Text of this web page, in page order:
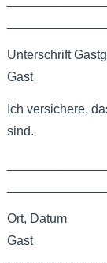
Gast
Ich versichere,
sind.
Ort,
Gast